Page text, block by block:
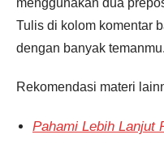
menggunakan dua
Tulis di kolom komentar
dengan banyak temanmu.
Rekomendasi materi
Pahami Lebih Lanjut